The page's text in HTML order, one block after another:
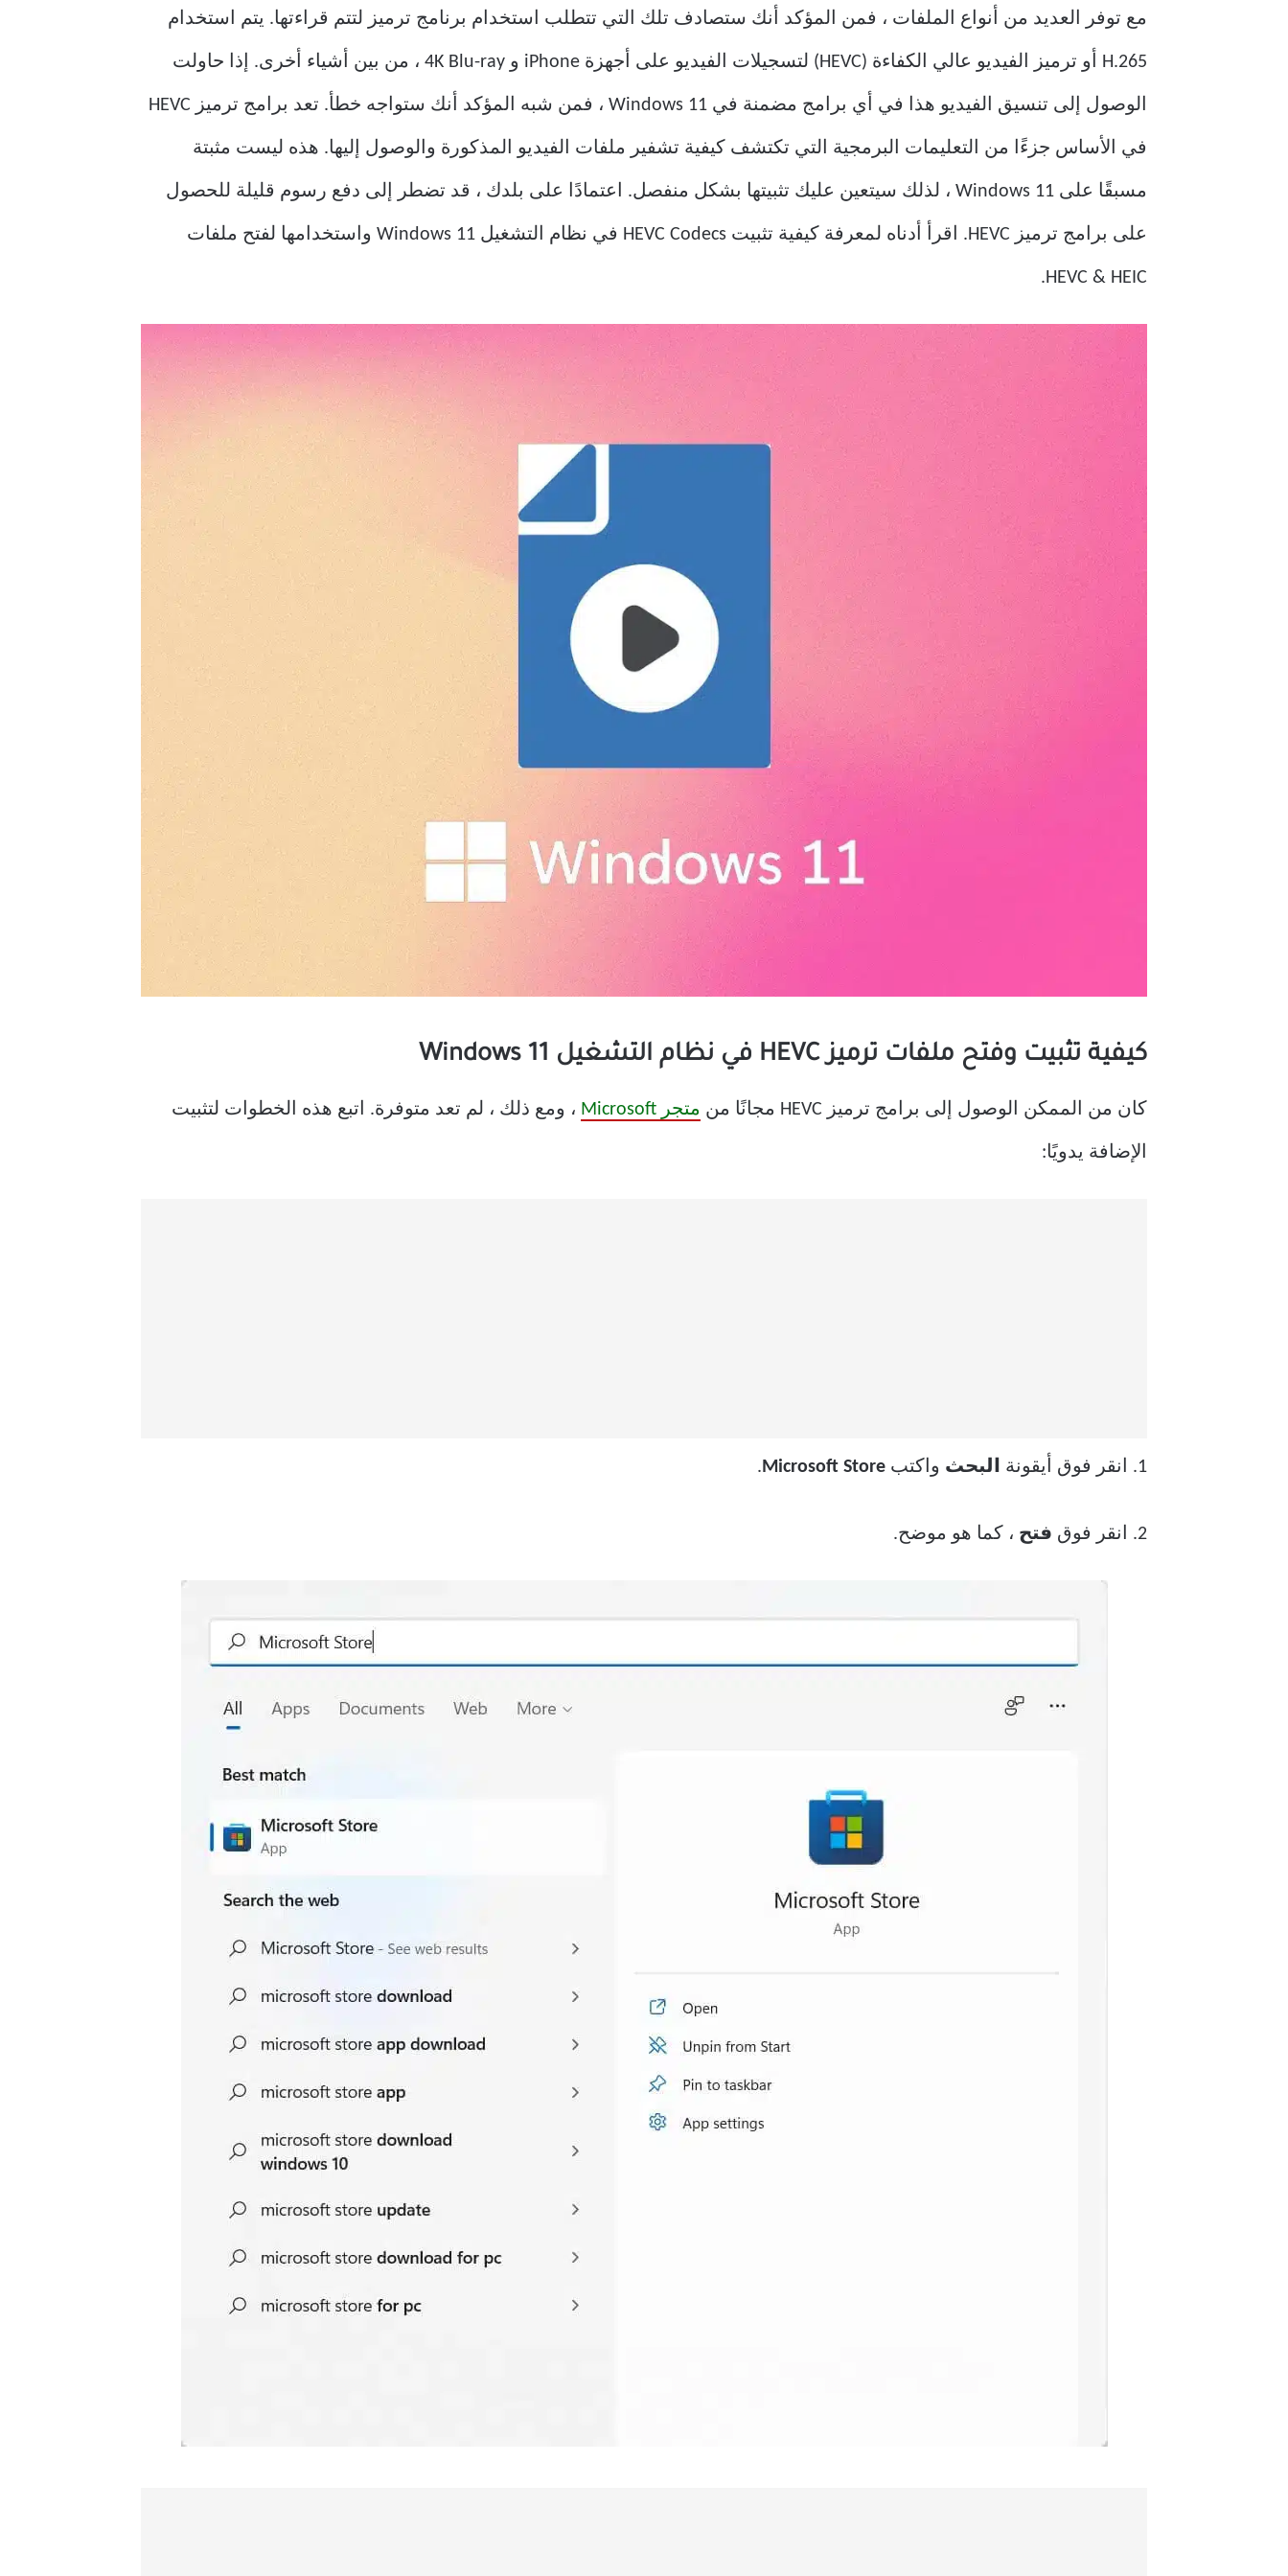
مع توفر العديد من أنواع الملفات ، فمن المؤكد أنك ستصادف تلك التي تتطلب استخدام برنامج ترميز لتتم قراءتها. يتم استخدام
H.265 أو ترميز الفيديو عالي الكفاءة (HEVC) لتسجيلات الفيديو على أجهزة iPhone و 4K Blu-ray ، من بين أشياء أخرى. إذا حاولت
الوصول إلى تنسيق الفيديو هذا في أي برامج مضمنة في Windows 11 ، فمن شبه المؤكد أنك ستواجه خطأ. تعد برامج ترميز HEVC
في الأساس جزءًا من التعليمات البرمجية التي تكتشف كيفية تشفير ملفات الفيديو المذكورة والوصول إليها. هذه ليست مثبتة
مسبقًا على Windows 11 ، لذلك سيتعين عليك تثبيتها بشكل منفصل. اعتمادًا على بلدك ، قد تضطر إلى دفع رسوم قليلة للحصول
على برامج ترميز HEVC. اقرأ أدناه لمعرفة كيفية تثبيت HEVC Codecs في نظام التشغيل Windows 11 واستخدامها لفتح ملفات
HEVC & HEIC.
كيفية تثبيت وفتح ملفات ترميز HEVC في نظام التشغيل Windows 11
كان من الممكن الوصول إلى برامج ترميز HEVC مجانًا من متجر Microsoft ، ومع ذلك ، لم تعد متوفرة. اتبع هذه الخطوات لتثبيت
الإضافة يدويًا:
1. انقر فوق أيقونة البحث واكتب Microsoft Store
.
2. انقر فوق فتح ، كما هو موضح.